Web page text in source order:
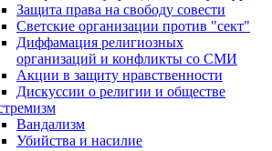
Защита права на свободу совести
Светские организации против "сект"
Диффамация религиозных
организаций и конфликты со СМИ
Акции в защиту нравственности
Дискуссии о религии и обществе
Вандализм
Убийства и насилие